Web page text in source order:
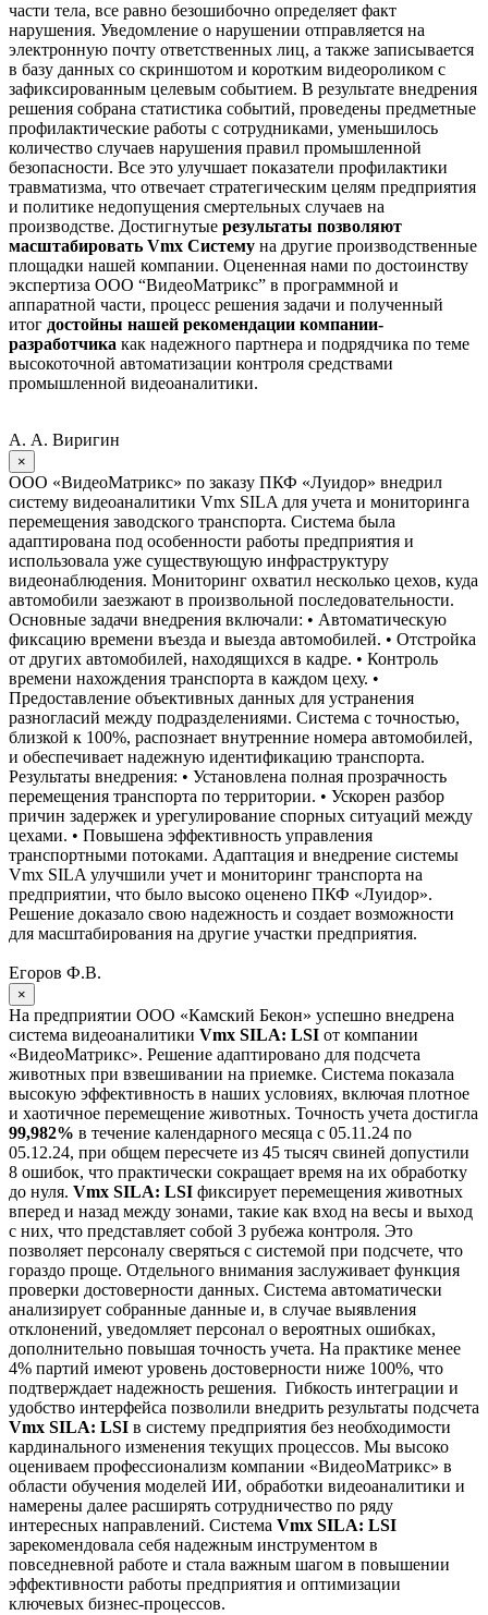
части тела, все равно безошибочно определяет факт
нарушения. Уведомление о нарушении отправляется на
электронную почту ответственных лиц, а также записывается
в базу данных со скриншотом и коротким видеороликом с
зафиксированным целевым событием. В результате внедрения
решения собрана статистика событий, проведены предметные
профилактические работы с сотрудниками, уменьшилось
количество случаев нарушения правил промышленной
безопасности. Все это улучшает показатели профилактики
травматизма, что отвечает стратегическим целям предприятия
и политике недопущения смертельных случаев на
производстве. Достигнутые результаты позволяют
масштабировать Vmx Систему на другие производственные
площадки нашей компании. Оцененная нами по достоинству
экспертиза ООО “ВидеоМатрикс” в программной и
аппаратной части, процесс решения задачи и полученный
итог достойны нашей рекомендации компании-
разработчика как надежного партнера и подрядчика по теме
высокоточной автоматизации контроля средствами
промышленной видеоаналитики.
А. А. Виригин
×
ООО «ВидеоМатрикс» по заказу ПКФ «Луидор» внедрил
систему видеоаналитики Vmx SILA для учета и мониторинга
перемещения заводского транспорта. Система была
адаптирована под особенности работы предприятия и
использовала уже существующую инфраструктуру
видеонаблюдения. Мониторинг охватил несколько цехов, куда
автомобили заезжают в произвольной последовательности.
Основные задачи внедрения включали: • Автоматическую
фиксацию времени въезда и выезда автомобилей. • Отстройка
от других автомобилей, находящихся в кадре. • Контроль
времени нахождения транспорта в каждом цеху. •
Предоставление объективных данных для устранения
разногласий между подразделениями. Система с точностью,
близкой к 100%, распознает внутренние номера автомобилей,
и обеспечивает надежную идентификацию транспорта.
Результаты внедрения: • Установлена полная прозрачность
перемещения транспорта по территории. • Ускорен разбор
причин задержек и урегулирование спорных ситуаций между
цехами. • Повышена эффективность управления
транспортными потоками. Адаптация и внедрение системы
Vmx SILA улучшили учет и мониторинг транспорта на
предприятии, что было высоко оценено ПКФ «Луидор».
Решение доказало свою надежность и создает возможности
для масштабирования на другие участки предприятия.
Егоров Ф.В.
×
На предприятии ООО «Камский Бекон» успешно внедрена
система видеоаналитики Vmx SILA: LSI от компании
«ВидеоМатрикс». Решение адаптировано для подсчета
животных при взвешивании на приемке. Система показала
высокую эффективность в наших условиях, включая плотное
и хаотичное перемещение животных. Точность учета достигла
99,982% в течение календарного месяца с 05.11.24 по
05.12.24, при общем пересчете из 45 тысяч свиней допустили
8 ошибок, что практически сокращает время на их обработку
до нуля. Vmx SILA: LSI фиксирует перемещения животных
вперед и назад между зонами, такие как вход на весы и выход
с них, что представляет собой 3 рубежа контроля. Это
позволяет персоналу сверяться с системой при подсчете, что
гораздо проще. Отдельного внимания заслуживает функция
проверки достоверности данных. Система автоматически
анализирует собранные данные и, в случае выявления
отклонений, уведомляет персонал о вероятных ошибках,
дополнительно повышая точность учета. На практике менее
4% партий имеют уровень достоверности ниже 100%, что
подтверждает надежность решения. Гибкость интеграции и
удобство интерфейса позволили внедрить результаты подсчета
Vmx SILA: LSI в систему предприятия без необходимости
кардинального изменения текущих процессов. Мы высоко
оцениваем профессионализм компании «ВидеоМатрикс» в
области обучения моделей ИИ, обработки видеоаналитики и
намерены далее расширять сотрудничество по ряду
интересных направлений. Система Vmx SILA: LSI
зарекомендовала себя надежным инструментом в
повседневной работе и стала важным шагом в повышении
эффективности работы предприятия и оптимизации
ключевых бизнес-процессов.